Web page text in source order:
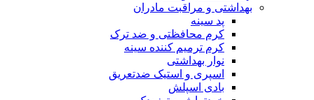
بهداشتی و مراقبت مادران
پد سینه
کرم محافظتی و ضد ترک
کرم ترمیم کننده سینه
نوار بهداشتی
اسپری و استیک ضدتعریق
بادی اسپلش